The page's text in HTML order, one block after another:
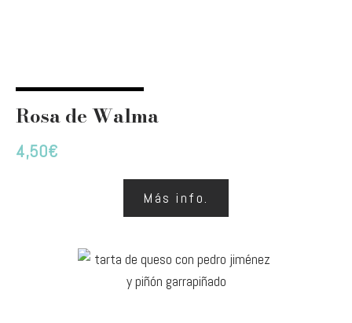
Rosa de Walma
4,50€
Más info.